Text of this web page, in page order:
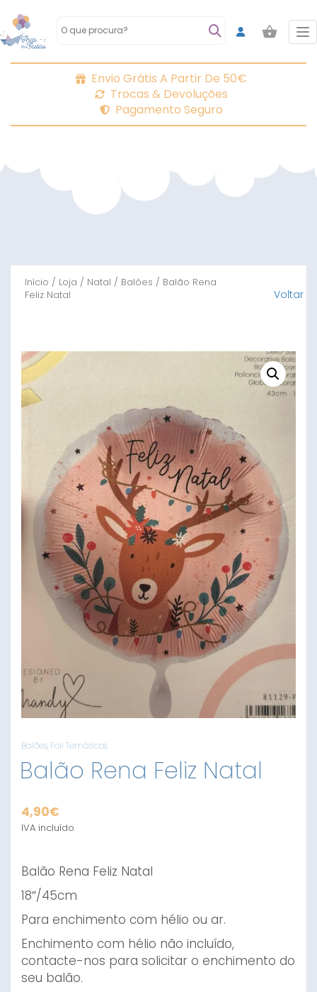
Envio Grátis A Partir De 50€
Trocas & Devoluções
Pagamento Seguro
Início / Loja / Natal / Balões / Balão Rena
Feliz Natal
Voltar
Balões, Foil Temáticos
Balão Rena Feliz Natal
4,90€
IVA incluído
Balão Rena Feliz Natal
18″/45cm
Para enchimento com hélio ou ar.
Enchimento com hélio não incluído,
contacte-nos para solicitar o enchimento do
seu balão.